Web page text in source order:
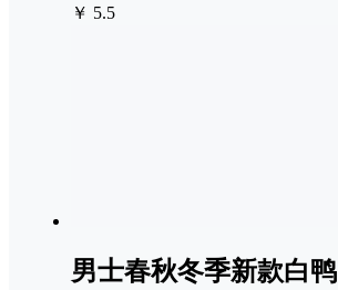
￥ 5.5
男士春秋冬季新款白鸭